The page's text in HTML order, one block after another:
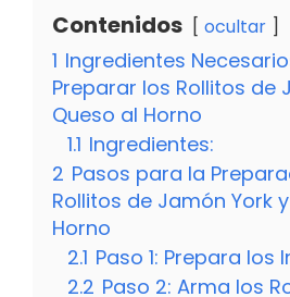
Contenidos ocultar
1 Ingredientes
Preparar los Rollitos de
Queso al Horno
1.1 Ingredientes:
2 Pasos para la
Rollitos de Jamón York
Horno
2.1 Paso 1: Prepara los
2.2 Paso 2: Arma los